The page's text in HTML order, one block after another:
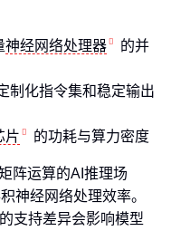
神经网络处理器
的并
制化指令集和稳定输出
片 的功耗与算力密度
阵运算的AI推理场
神经网络处理效率。
支持差异会影响模型